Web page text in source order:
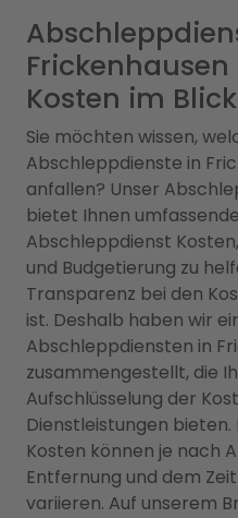
Kosten im Blick
Sie möchten wissen,
Abschleppdienste in
anfallen? Unser
bietet Ihnen
Abschleppdienst
und Budgetierung zu
Transparenz bei den
ist. Deshalb haben wir
Abschleppdiensten in
zusammengestellt, die
Aufschlüsselung der
Dienstleistungen
Kosten können je nach
Entfernung und dem
variieren. Auf unserem